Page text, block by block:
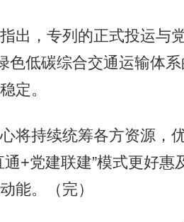
，专列的正式投运与
色低碳综合交通运输体
定。
持续统筹各方资源，优
+党建联建”模式更好惠
能。（完）